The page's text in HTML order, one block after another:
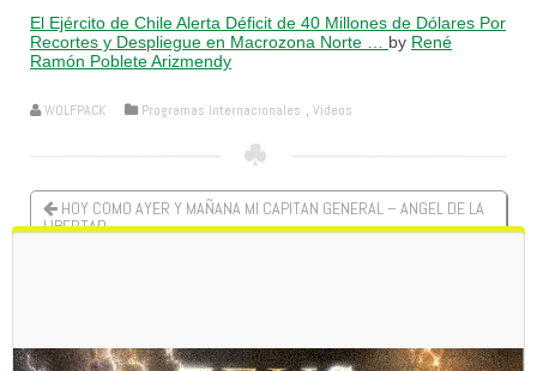
El Ejército de Chile Alerta Déficit de 40 Millones de Dólares Por
Recortes y Despliegue en Macrozona Norte … by René
Ramón Poblete Arizmendy
WOLFPACK Programas Internacionales , Videos
HOY COMO AYER Y MAÑANA MI CAPITAN GENERAL – ANGEL DE LA
LIBERTAD